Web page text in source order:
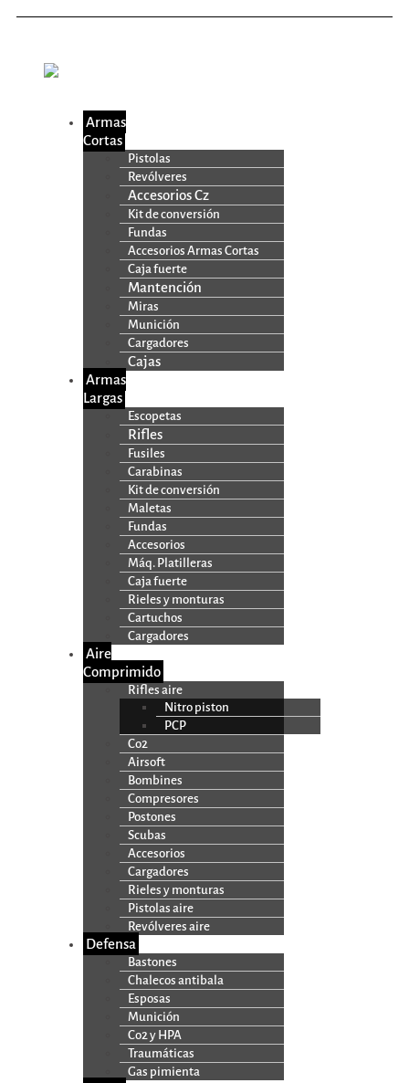
Armas
Cortas
Pistolas
Revólveres
Accesorios Cz
Kit de conversión
Fundas
Accesorios Armas Cortas
Caja fuerte
Mantención
Miras
Munición
Cargadores
Cajas
Armas
Largas
Escopetas
Rifles
Fusiles
Carabinas
Kit de conversión
Maletas
Fundas
Accesorios
Máq. Platilleras
Caja fuerte
Rieles y monturas
Cartuchos
Cargadores
Aire
Comprimido
Rifles aire
Nitro piston
PCP
Co2
Airsoft
Bombines
Compresores
Postones
Scubas
Accesorios
Cargadores
Rieles y monturas
Pistolas aire
Revólveres aire
Defensa
Bastones
Chalecos antibala
Esposas
Munición
Co2 y HPA
Traumáticas
Gas pimienta